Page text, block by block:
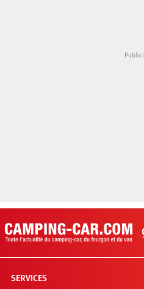
SERVICES